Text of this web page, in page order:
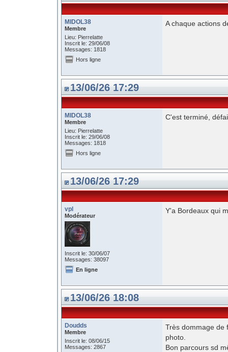
MIDOL38
Membre
Lieu: Pierrelatte
Inscrit le: 29/06/08
Messages: 1818
A chaque actions
Hors ligne
13/06/26 17:29
MIDOL38
Membre
Lieu: Pierrelatte
Inscrit le: 29/06/08
Messages: 1818
C'est terminé,
Hors ligne
13/06/26 17:29
vpl
Modérateur
Inscrit le: 30/06/07
Messages: 38097
Y'a Bordeaux qui
En ligne
13/06/26 18:08
Doudds
Membre
Inscrit le: 08/06/15
Messages: 2867
Très dommage de
photo.
Bon parcours sd